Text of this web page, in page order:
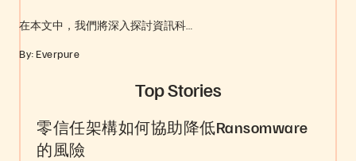
在本文中，我們將深入探討資訊科…
By: Everpure
Top Stories
零信任架構如何協助降低Ransomware
的風險